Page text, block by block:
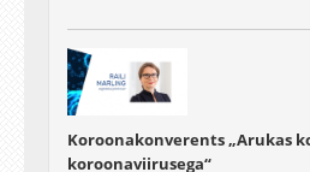
Koroonakonverents „Arukas
koroonaviirusega“